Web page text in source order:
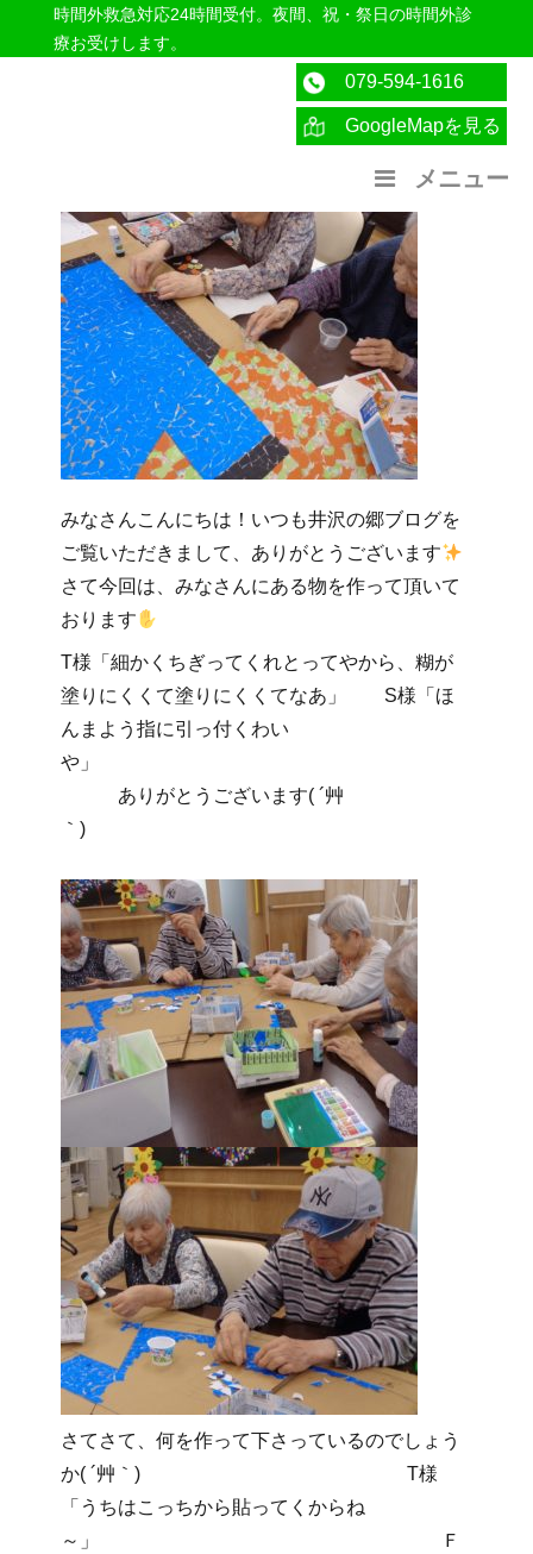
時間外救急対応24時間受付。夜間、祝・祭日の時間外診
療お受けします。
医療法人社団紀洋会 公式サイト
079-594-1616
GoogleMapを見る
メニュー
みなさんこんにちは！いつも井沢の郷ブログを
ご覧いただきまして、ありがとうございます
さて今回は、みなさんにある物を作って頂いて
おります
T様「細かくちぎってくれとってやから、糊が
塗りにくくて塗りにくくてなあ」 S様「ほ
んまよう指に引っ付くわい
や」
ありがとうございます( ´艸
｀)
さてさて、何を作って下さっているのでしょう
か( ´艸｀) T様
「うちはこっちから貼ってくからね
～」 Ｆ